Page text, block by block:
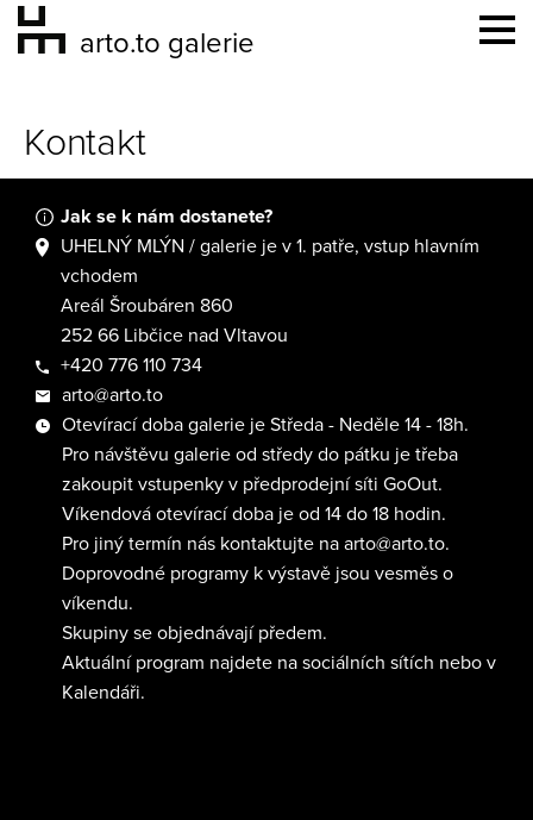
arto.to galerie
Kontakt
Jak se k nám dostanete?
UHELNÝ MLÝN / galerie je v 1. patře, vstup hlavním
vchodem
Areál Šroubáren 860
252 66 Libčice nad Vltavou
+420 776 110 734
arto@arto.to
Otevírací doba galerie je Středa - Neděle 14 - 18h.
Pro návštěvu galerie od středy do pátku je třeba
zakoupit vstupenky v předprodejní síti GoOut.
Víkendová otevírací doba je od 14 do 18 hodin.
Pro jiný termín nás kontaktujte na arto@arto.to.
Doprovodné programy k výstavě jsou vesměs o
víkendu.
Skupiny se objednávají předem.
Aktuální program najdete na sociálních sítích nebo v
Kalendáři.